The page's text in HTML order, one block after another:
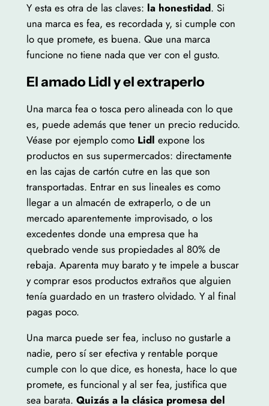
Y esta es otra de las claves: la honestidad. Si
una marca es fea, es recordada y, si cumple con
lo que promete, es buena. Que una marca
funcione no tiene nada que ver con el gusto.
El amado Lidl y el extraperlo
Una marca fea o tosca pero alineada con lo que
es, puede además que tener un precio reducido.
Véase por ejemplo como Lidl expone los
productos en sus supermercados: directamente
en las cajas de cartón cutre en las que son
transportadas. Entrar en sus lineales es como
llegar a un almacén de extraperlo, o de un
mercado aparentemente improvisado, o los
excedentes donde una empresa que ha
quebrado vende sus propiedades al 80% de
rebaja. Aparenta muy barato y te impele a buscar
y comprar esos productos extraños que alguien
tenía guardado en un trastero olvidado. Y al final
pagas poco.
Una marca puede ser fea, incluso no gustarle a
nadie, pero sí ser efectiva y rentable porque
cumple con lo que dice, es honesta, hace lo que
promete, es funcional y al ser fea, justifica que
sea barata. Quizás a la clásica promesa del